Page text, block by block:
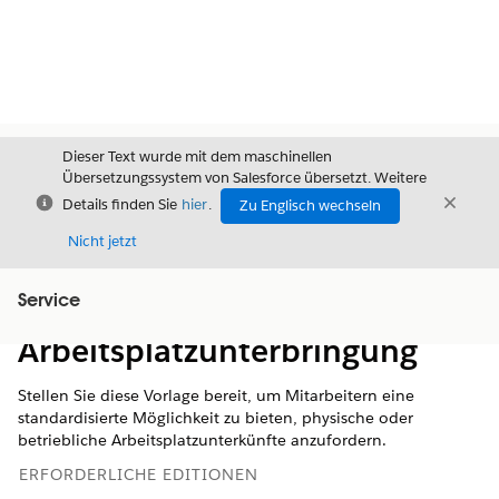
Schließen
Dieser Text wurde mit dem maschinellen
Übersetzungssystem von Salesforce übersetzt. Weitere
Details finden Sie hier.
Zu Englisch wechseln
Nicht jetzt
Service
Arbeitsplatzunterbringung
Stellen Sie diese Vorlage bereit, um Mitarbeitern eine
standardisierte Möglichkeit zu bieten, physische oder
betriebliche Arbeitsplatzunterkünfte anzufordern.
ERFORDERLICHE EDITIONEN